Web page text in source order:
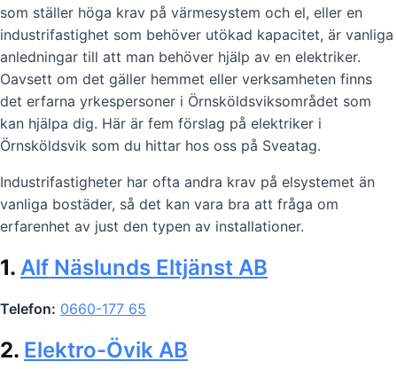
som ställer höga krav på värmesystem och el, eller en
industrifastighet som behöver utökad kapacitet, är vanliga
anledningar till att man behöver hjälp av en elektriker.
Oavsett om det gäller hemmet eller verksamheten finns
det erfarna yrkespersoner i Örnsköldsviksområdet som
kan hjälpa dig. Här är fem förslag på elektriker i
Örnsköldsvik som du hittar hos oss på Sveatag.
Industrifastigheter har ofta andra krav på elsystemet än
vanliga bostäder, så det kan vara bra att fråga om
erfarenhet av just den typen av installationer.
1. Alf Näslunds Eltjänst AB
Telefon: 0660-177 65
2. Elektro-Övik AB